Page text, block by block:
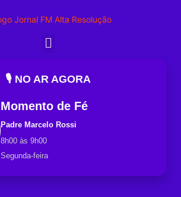
🎙️ NO AR AGORA
Momento de Fé
Padre Marcelo Rossi
8h00 às 9h00
Segunda-feira